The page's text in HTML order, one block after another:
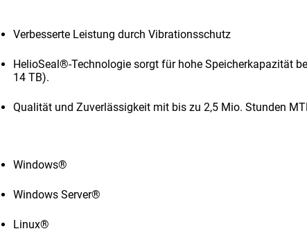
Verbesserte Leistung durch Vibrationsschutz
HelioSeal®-Technologie sorgt für hohe Speicherkapazität
14 TB).
Qualität und Zuverlässigkeit mit bis zu 2,5 Mio. Stunden
Windows®
Windows Server®
Linux®